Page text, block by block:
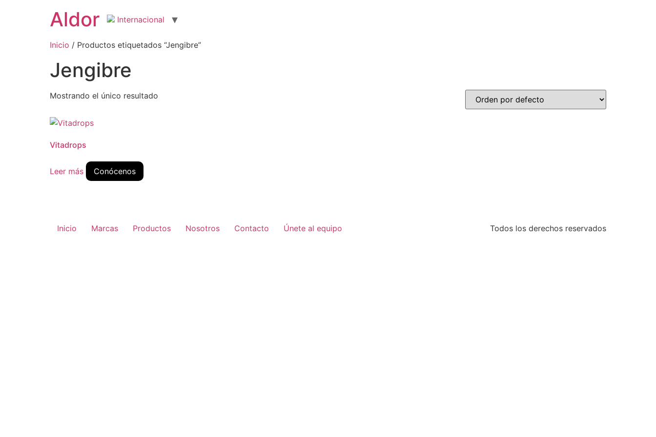
Aldor Internacional
Inicio / Productos etiquetados “Jengibre”
Jengibre
Mostrando el único resultado
Vitadrops
Leer más Conócenos
Inicio Marcas Productos Nosotros Contacto Únete al equipo Todos los derechos reservados